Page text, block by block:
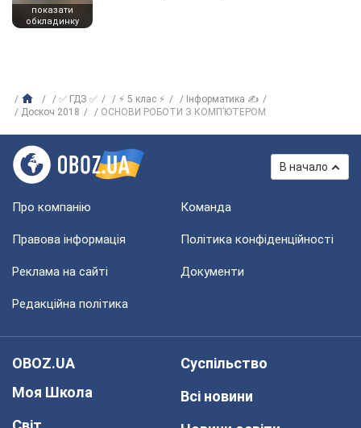
показати
обкладинку
✅ ГДЗ ✅ ⚡ 5 клас ⚡
Інформатика ✍
Доскоч 2018
ОСНОВИ РОБОТИ З КОМП’ЮТЕРОМ
В начало
Про компанію Команда
Правова інформація Політика конфіденційності
Реклама на сайті Документи
Редакційна політика
OBOZ.UA
Моя Школа
Суспільство
Всі новини